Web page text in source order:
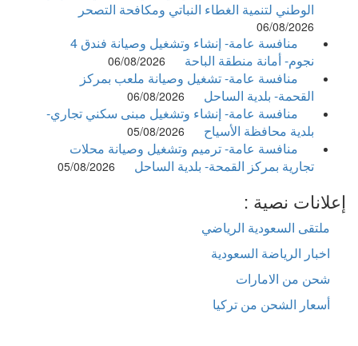
الوطني لتنمية الغطاء النباتي ومكافحة التصحر
06/08/2026
منافسة عامة- إنشاء وتشغيل وصيانة فندق 4
نجوم- أمانة منطقة الباحة
06/08/2026
منافسة عامة- تشغيل وصيانة ملعب بمركز
القحمة- بلدية الساحل
06/08/2026
منافسة عامة- إنشاء وتشغيل مبنى سكني تجاري-
بلدية محافظة الأسياح
05/08/2026
منافسة عامة- ترميم وتشغيل وصيانة محلات
تجارية بمركز القمحة- بلدية الساحل
05/08/2026
إعلانات نصية :
ملتقى السعودية الرياضي
اخبار الرياضة السعودية
شحن من الامارات
أسعار الشحن من تركيا